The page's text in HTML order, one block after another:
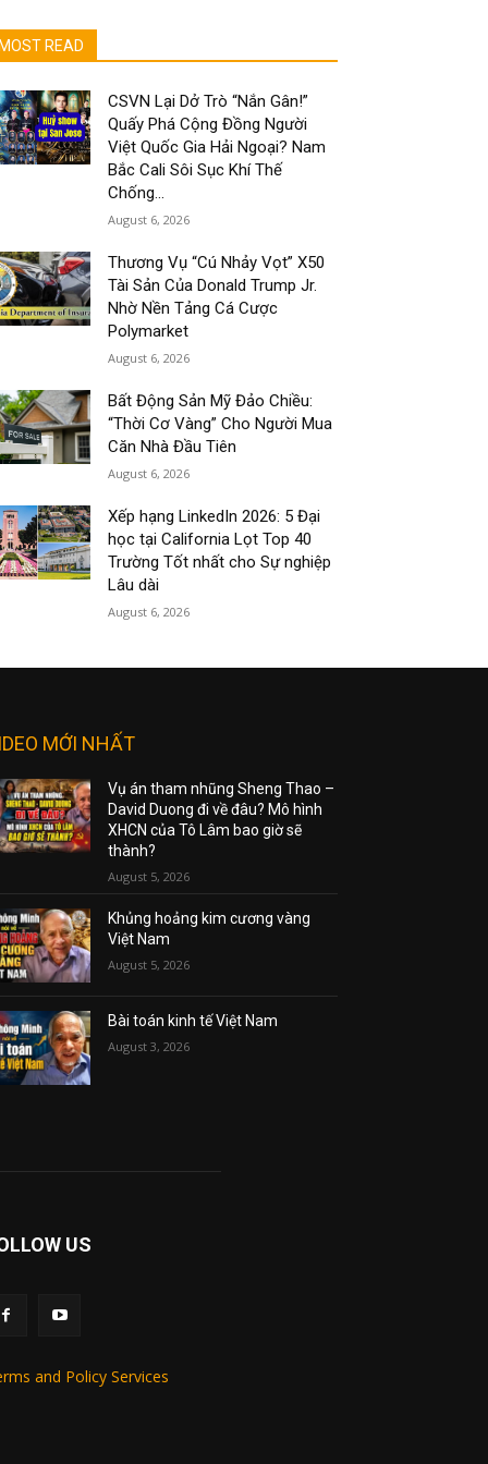
MOST READ
CSVN Lại Dở Trò “Nắn Gân!”
Quấy Phá Cộng Đồng Người
Việt Quốc Gia Hải Ngoại? Nam
Bắc Cali Sôi Sục Khí Thế
Chống...
August 6, 2026
Thương Vụ “Cú Nhảy Vọt” X50
Tài Sản Của Donald Trump Jr.
Nhờ Nền Tảng Cá Cược
Polymarket
August 6, 2026
Bất Động Sản Mỹ Đảo Chiều:
“Thời Cơ Vàng” Cho Người Mua
Căn Nhà Đầu Tiên
August 6, 2026
Xếp hạng LinkedIn 2026: 5 Đại
học tại California Lọt Top 40
Trường Tốt nhất cho Sự nghiệp
Lâu dài
August 6, 2026
MỚI NHẤT
Vụ án tham nhũng Sheng Thao –
David Duong đi về đâu? Mô hình
XHCN của Tô Lâm bao giờ sẽ
thành?
August 5, 2026
Khủng hoảng kim cương vàng
Việt Nam
August 5, 2026
Bài toán kinh tế Việt Nam
August 3, 2026
US
and Policy Services